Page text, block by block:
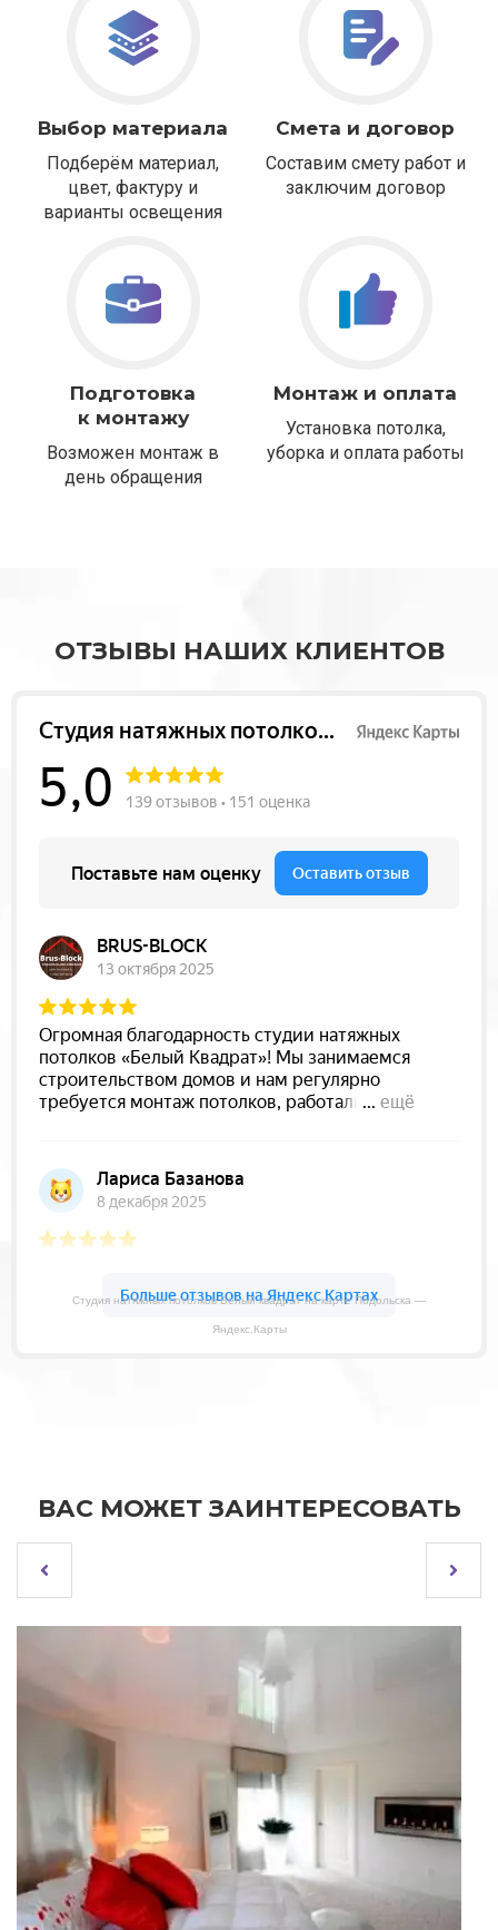
Выбор материала
Подберём материал,
цвет, фактуру и
варианты освещения
Смета и договор
Составим смету работ и
заключим договор
Подготовка
к монтажу
Возможен монтаж в
день обращения
Монтаж и оплата
Установка потолка,
уборка и оплата работы
ОТЗЫВЫ НАШИХ КЛИЕНТОВ
Студия натяжных потолков Белый квадрат на карте Подольска —
Яндекс.Карты
ВАС МОЖЕТ ЗАИНТЕРЕСОВАТЬ